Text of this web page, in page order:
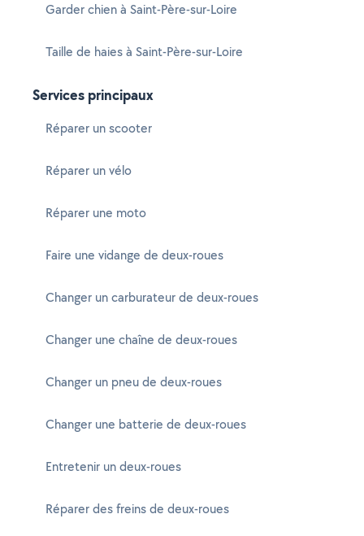
Garder chien à Saint-Père-sur-Loire
Taille de haies à Saint-Père-sur-Loire
Services principaux
Réparer un scooter
Réparer un vélo
Réparer une moto
Faire une vidange de deux-roues
Changer un carburateur de deux-roues
Changer une chaîne de deux-roues
Changer un pneu de deux-roues
Changer une batterie de deux-roues
Entretenir un deux-roues
Réparer des freins de deux-roues